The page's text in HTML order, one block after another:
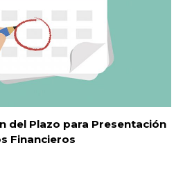
del Plazo para Presentación
Financieros